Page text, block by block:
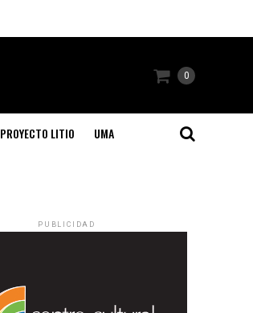
0
PROYECTO LITIO UMA
PUBLICIDAD